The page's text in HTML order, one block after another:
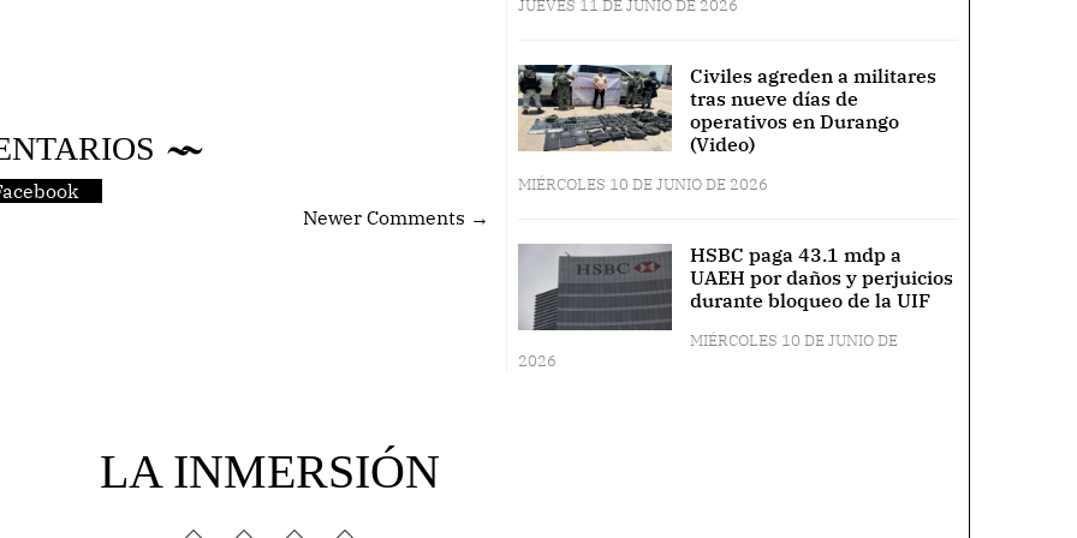
Newer Comments →
JUEVES 11 DE JUNIO DE 2026
Civiles agreden a militares
tras nueve días de
operativos en Durango
(Video)
MIÉRCOLES 10 DE JUNIO DE 2026
HSBC paga 43.1 mdp a
UAEH por daños y perjuicios
durante bloqueo de la UIF
MIÉRCOLES 10 DE JUNIO DE
2026
LA INMERSIÓN